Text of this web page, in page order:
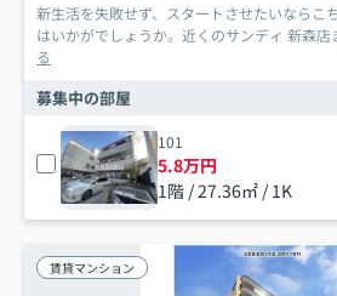
新生活を失敗せず、スタートさせたいならこ
はいかがでしょうか。近くのサンディ 新森店
る
募集中の部屋
101
5.8万円
1階 / 27.36㎡ / 1K
賃貸マンション